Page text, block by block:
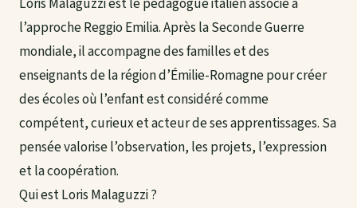
l’approche Reggio Emilia. Après la Seconde Guerre
mondiale, il accompagne des familles et des
enseignants de la région d’Émilie-Romagne pour créer
des écoles où l’enfant est considéré comme
compétent, curieux et acteur de ses apprentissages. Sa
pensée valorise l’observation, les projets, l’expression
et la coopération.
Qui est Loris Malaguzzi ?